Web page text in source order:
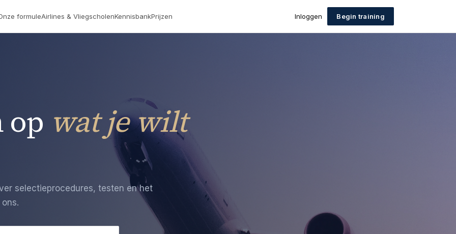
formuleAirlines & VliegscholenKennisbankPrijzen Inloggen Begin training
wat je wilt
selectieprocedures, testen en het